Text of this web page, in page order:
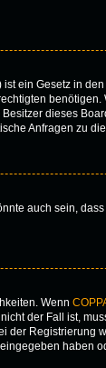
ein Gesetz in
dieses
Anfragen zu
auch sein,
Wenn
der Fall ist,
Registrierung
haben